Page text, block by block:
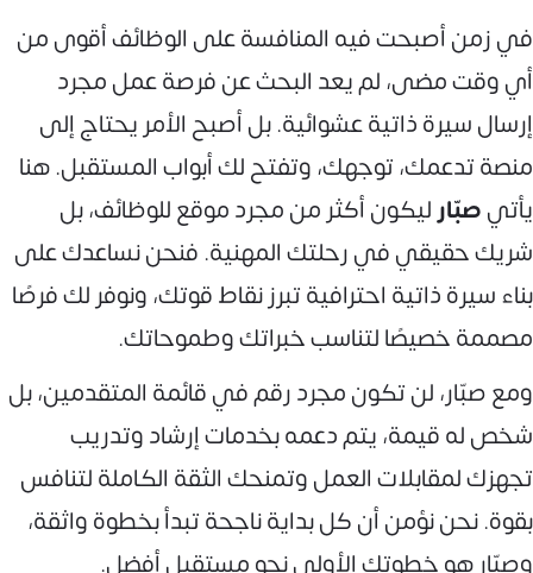
في زمن أصبحت فيه المنافسة على الوظائف أقوى من
أي وقت مضى، لم يعد البحث عن فرصة عمل مجرد
إرسال سيرة ذاتية عشوائية. بل أصبح الأمر يحتاج إلى
منصة تدعمك، توجهك، وتفتح لك أبواب المستقبل. هنا
يأتيصبّار ليكون أكثر من مجرد موقع للوظائف، بل
شريك حقيقي في رحلتك المهنية. فنحن نساعدك على
بناء سيرة ذاتية احترافية تبرز نقاط قوتك، ونوفر لك فرصًا
مصممة خصيصًا لتناسب خبراتك وطموحاتك.
ومع صبّار، لن تكون مجرد رقم في قائمة المتقدمين، بل
شخص له قيمة، يتم دعمه بخدمات إرشاد وتدريب
تجهزك لمقابلات العمل وتمنحك الثقة الكاملة لتنافس
بقوة. نحن نؤمن أن كل بداية ناجحة تبدأ بخطوة واثقة،
وصبّار هو خطوتك الأولى نحو مستقبل أفضل.